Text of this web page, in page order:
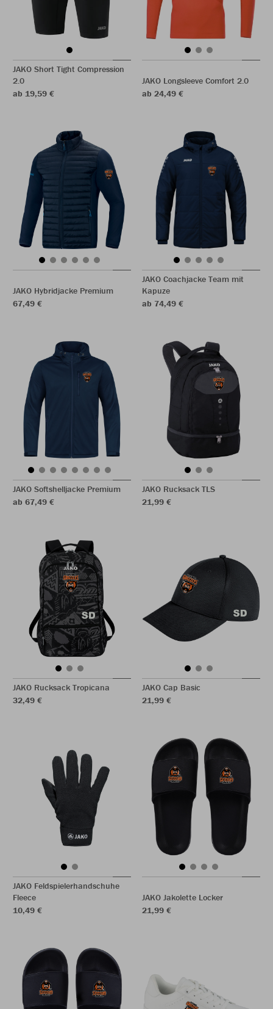
JAKO Short Tight Compression
2.0
ab 19,59 €
JAKO Longsleeve Comfort 2.0
ab 24,49 €
JAKO Hybridjacke Premium
67,49 €
JAKO Coachjacke Team mit
Kapuze
ab 74,49 €
JAKO Softshelljacke Premium
ab 67,49 €
JAKO Rucksack TLS
21,99 €
JAKO Rucksack Tropicana
32,49 €
JAKO Cap Basic
21,99 €
JAKO Feldspielerhandschuhe
Fleece
10,49 €
JAKO Jakolette Locker
21,99 €